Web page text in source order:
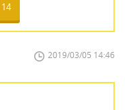
14
2019/03/05 14:46